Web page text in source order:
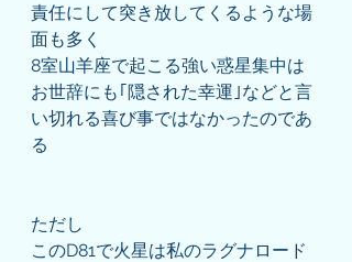
責任にして突き放してくるような場
面も多く
8室山羊座で起こる強い惑星集中は
お世辞にも｢隠された幸運｣などと言
い切れる喜び事ではなかったのであ
る
ただし
このD81で火星は私のラグナロード